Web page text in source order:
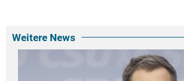
Weitere News